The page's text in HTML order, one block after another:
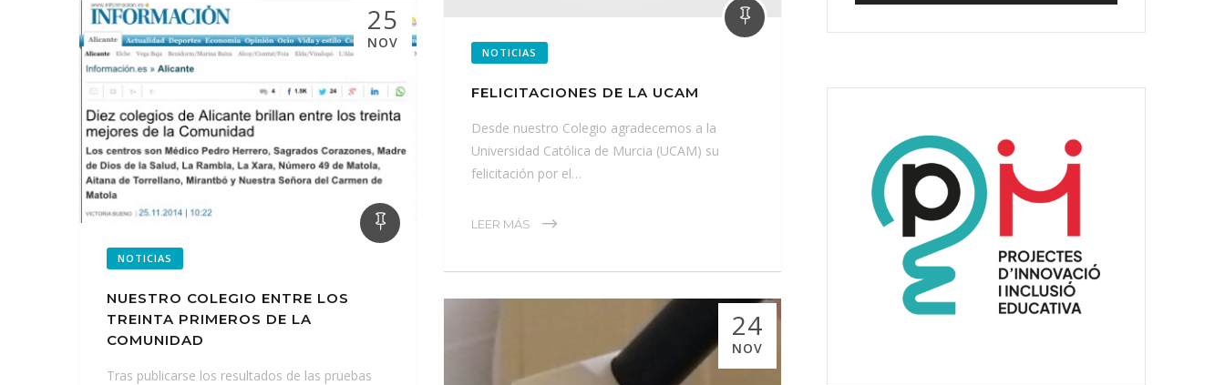
NOTICIAS
FELICITACIONES DE LA UCAM
Desde nuestro Colegio agradecemos a la
Universidad Católica de Murcia (UCAM) su
felicitación por el…
LEER MÁS
25
NOV
NOTICIAS
NUESTRO COLEGIO ENTRE LOS
TREINTA PRIMEROS DE LA
COMUNIDAD
Tras publicarse los resultados de las pruebas
24
NOV